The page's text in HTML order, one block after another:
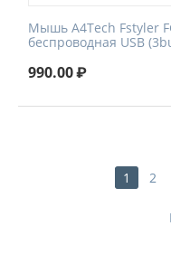
Мышь A4Tech Fstyler
беспроводная USB
990.00₽
1 2